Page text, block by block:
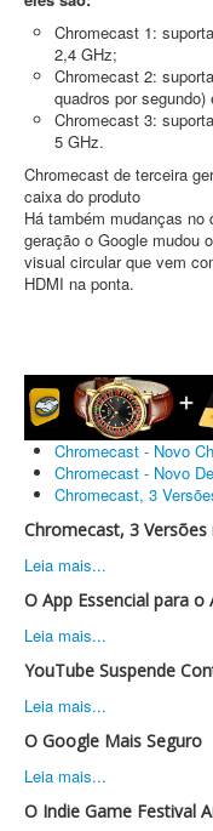
Chromecast 1:
2,4 GHz;
Chromecast 2:
quadros por
Chromecast 3:
5 GHz.
Chromecast de terceira
caixa do produto
Há também mudanças no
geração o Google mudou
visual circular que vem
HDMI na ponta.
Chromecast - Novo
Chromecast - Novo
Chromecast, 3
Chromecast, 3 Versões
Leia mais...
O App Essencial para o
Leia mais...
YouTube Suspende
Leia mais...
O Google Mais Seguro
Leia mais...
O Indie Game Festival